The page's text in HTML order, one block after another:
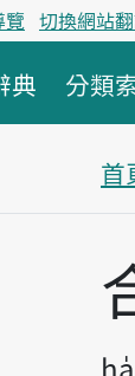
覽 切換網站
典 分類
首